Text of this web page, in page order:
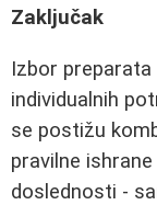
Zaključak
Izbor
individualnih
se postižu
pravilne
doslednosti -